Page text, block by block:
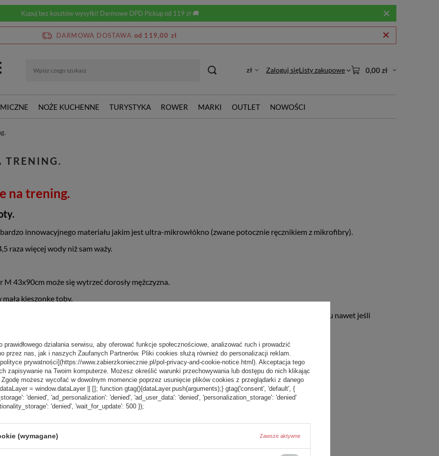
Kupuj bez kosztów wysyłki! Darmowe DPD Pickup od 119 zł 🚚
DARMOWA DOSTAWA od 119,00 zł
zł Zaloguj sięListy zakupowe 0,00 zł
NOŻE KUCHENNE TURYSTYKA ROWER MARKI OUTLET NOWOŚCI
TRENING.
na trening.
innowacyjnego materiału jakim jest ultra-mikrowłókno (zwane potocznie ręcznikiem z mikrofibry).
raza więcej wody niż sam waży.
43x90cm może się wytrzeć dorosły mężczyzna.
małą kieszonkę toby.
technologią Polygiene, która zapobiega gromadzeniu się na ręczniku bakterii dzięki czemu nawet jeśli
pachniał.
to już norma.
wilgoci niż bawełniany.
firm, z własnym logo, z indywidualnie zaprojektowaną saszetką lub innym opakowaniem.
na prezent.
działania serwisu, aby oferować funkcje społecznościowe, analizować ruch i prowadzić
przez nas, jak i naszych Zaufanych Partnerów. Pliki cookies służą również do personalizacji reklam.
prywatności](https://www.zabierzkoniecznie.pl/pol-privacy-and-cookie-notice.html). Akceptacja tego
zapisywanie na Twoim komputerze. Możesz określić warunki przechowywania lub dostępu do nich klikając
Zgodę możesz wycofać w dowolnym momencie poprzez usunięcie plików cookies z przeglądarki z danego
= window.dataLayer || []; function gtag(){dataLayer.push(arguments);} gtag('consent', 'default', {
'denied', 'ad_personalization': 'denied', 'ad_user_data': 'denied', 'personalization_storage': 'denied'
'denied', 'wait_for_update': 500 });
(wymagane) Zawsze aktywne